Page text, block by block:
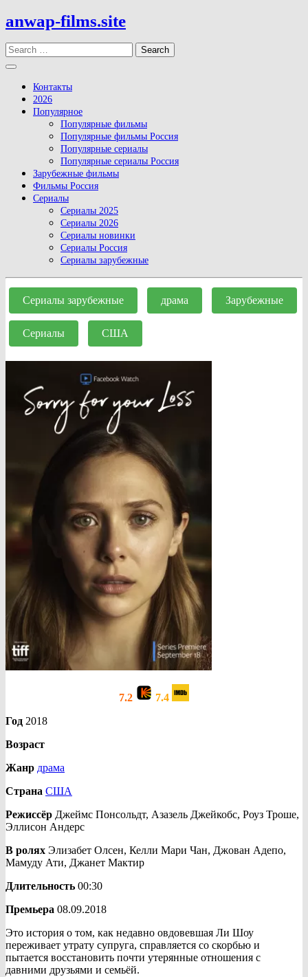
Skip
to
content
anwap-films.site
Search
Open
Button
Контакты
2026
Популярное
Популярные фильмы
Популярные фильмы Россия
Популярные сериалы
Популярные сериалы Россия
Зарубежные фильмы
Фильмы Россия
Сериалы
Сериалы 2025
Сериалы 2026
Сериалы новинки
Сериалы Россия
Сериалы зарубежные
Close
Button
Сериалы зарубежные драма Зарубежные
Сериалы США
7.2
7.4
Год 2018
Возраст
Жанр драма
Страна США
Режиссёр Джеймс Понсольдт, Азазель Джейкобс, Роуз Троше,
Эллисон Андерс
В ролях Элизабет Олсен, Келли Мари Чан, Джован Адепо,
Мамуду Ати, Джанет Мактир
Длительность 00:30
Премьера 08.09.2018
Это история о том, как недавно овдовевшая Ли Шоу
переживает утрату супруга, справляется со скорбью и
пытается восстановить почти утерянные отношения с
давними друзьями и семьёй.